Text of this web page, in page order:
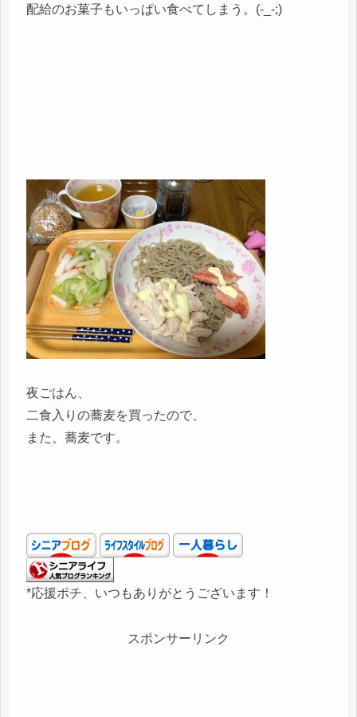
配給のお菓子もいっぱい食べてしまう。(-_-;)
夜ごはん、
二食入りの蕎麦を買ったので、
また、蕎麦です。
*応援ポチ、いつもありがとうございます！
スポンサーリンク